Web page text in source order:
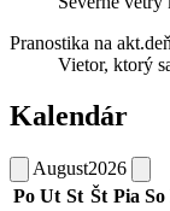
Pranostika na akt.deň
Vietor, ktorý
Kalendár
August2026
Po Ut St Št Pia So